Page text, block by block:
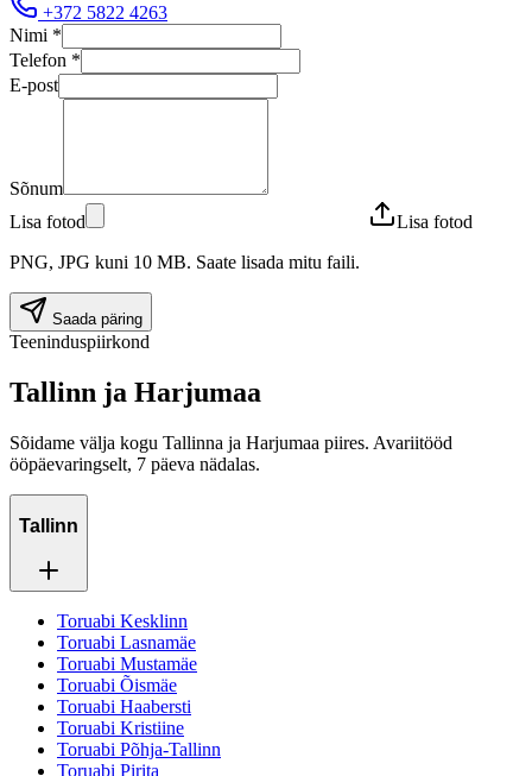
+372 5822 4263
Nimi *
Telefon *
E-post
Sõnum
Lisa fotod
Lisa fotod
PNG, JPG kuni 10 MB. Saate lisada mitu faili.
Saada päring
Teeninduspiirkond
Tallinn ja Harjumaa
Sõidame välja kogu Tallinna ja Harjumaa piires. Avariitööd
ööpäevaringselt, 7 päeva nädalas.
Tallinn
Toruabi Kesklinn
Toruabi Lasnamäe
Toruabi Mustamäe
Toruabi Õismäe
Toruabi Haabersti
Toruabi Kristiine
Toruabi Põhja-Tallinn
Toruabi Pirita